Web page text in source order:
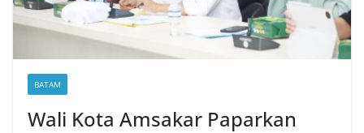
BATAM
Wali Kota Amsakar Paparkan